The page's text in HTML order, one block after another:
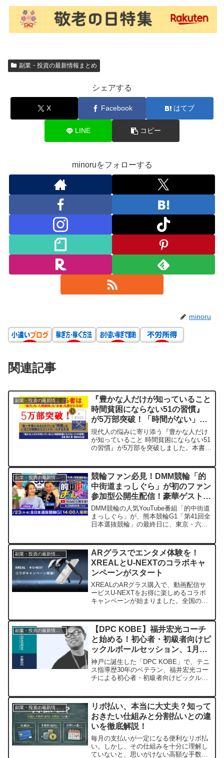
副業・投資の最新情報まとめ
シェアする
X Facebook はてブ
LINE コピー
minoruをフォローする
minoru
関連記事
副業・投資の最新情報まとめ
『豊かな人だけが知っていること
時間貧困にならない51の習慣』
が5万部突破！「時間がない」を
卒業し、豊かな人生を手に入れる
秘訣
現代人の悩みに寄り添う『豊かな人だけ
が知っていること 時間貧困にならない51
の習慣』が5万部を突破しました。本書
具体的な習慣を紹介します。
副業・投資の最新情報まとめ
競輪ファン必見！DMM競輪「的
中街道まっしぐら」が初のファン
参加型公開生配信！豪華ゲストと
GI決勝を六本木で観戦しよう
DMM競輪の人気YouTube番組「的中街道
まっしぐら」が、熊本競輪G1「第41回全
日本選抜競輪」の最終日に、東京・六本
元競輪選手や人気アナウンサー、スペシ
ャルゲストと共に白熱のGI決勝を予想・
観戦できる特別な一日です。
副業・投資の最新情報まとめ
ARグラスでエンタメ体験を！
XREALとU-NEXTのコラボキャ
ンペーンがスタート
XREALのARグラス購入で、動画配信サ
ービスU-NEXTをお得に楽しめるコラボ
キャンペーンが始まりました。全国の家
副業・投資の最新情報まとめ
【DPC KOBE】福井宏光コーチ
と始める！初心者・初級者向けピ
ックルボールセッション、1月受
付開始
神戸に誕生した「DPC KOBE」で、テニ
ス指導歴30年のベテラン、福井宏光コー
チによる初心者・初級者向けピックルボ
加でき、ピックルボールの楽しさを気軽
に体験できるプログラムです。
リボ払い、本当に大丈夫？知って
おきたい仕組みと分割払いとの違
いを徹底解説！
毎月の支払いが一定になる便利なリボ払
い。しかし、その仕組みを十分に理解し
ていないと、思いがけない高額な手数料